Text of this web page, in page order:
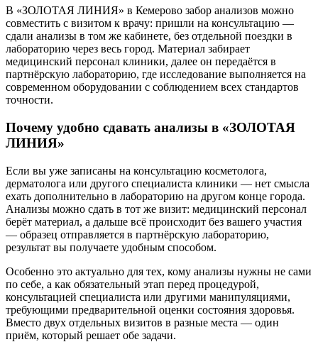
В «ЗОЛОТАЯ ЛИНИЯ» в Кемерово забор анализов можно
совместить с визитом к врачу: пришли на консультацию —
сдали анализы в том же кабинете, без отдельной поездки в
лабораторию через весь город. Материал забирает
медицинский персонал клиники, далее он передаётся в
партнёрскую лабораторию, где исследование выполняется на
современном оборудовании с соблюдением всех стандартов
точности.
Почему удобно сдавать анализы в «ЗОЛОТАЯ
ЛИНИЯ»
Если вы уже записаны на консультацию косметолога,
дерматолога или другого специалиста клиники — нет смысла
ехать дополнительно в лабораторию на другом конце города.
Анализы можно сдать в тот же визит: медицинский персонал
берёт материал, а дальше всё происходит без вашего участия
— образец отправляется в партнёрскую лабораторию,
результат вы получаете удобным способом.
Особенно это актуально для тех, кому анализы нужны не сами
по себе, а как обязательный этап перед процедурой,
консультацией специалиста или другими манипуляциями,
требующими предварительной оценки состояния здоровья.
Вместо двух отдельных визитов в разные места — один
приём, который решает обе задачи.